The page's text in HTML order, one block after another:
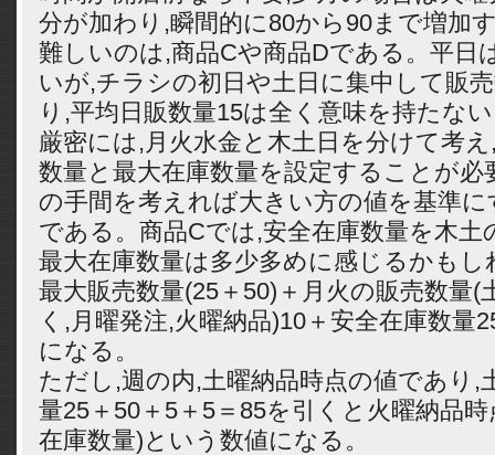
分が加わり,瞬間的に80から90まで増加
難しいのは,商品Cや商品Dである。平日
いが,チラシの初日や土日に集中して販
り,平均日販数量15は全く意味を持たな
厳密には,月火水金と木土日を分けて考
数量と最大在庫数量を設定することが必
の手間を考えれば大きい方の値を基準
である。商品Cでは,安全在庫数量を木土
最大在庫数量は多少多めに感じるかも
最大販売数量(25＋50)＋月火の販売数量(
く,月曜発注,火曜納品)10＋安全在庫数量
になる。
ただし,週の内,土曜納品時点の値であり,
量25＋50＋5＋5＝85を引くと火曜納品
在庫数量)という数値になる。